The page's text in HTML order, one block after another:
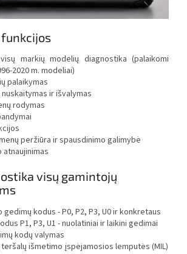
markių modelių diagnostika (palaikomi
2020 m. modeliai)
palaikymas
ir išvalymas
rodymas
peržiūra ir spausdinimo galimybė
visų gamintojų
gedimų kodus - P0, P2, P3, U0 ir konkretaus
P1, P3, U1 - nuolatiniai ir laikini gedimai
kodų valymas
išmetimo įspėjamosios lemputės (MIL)